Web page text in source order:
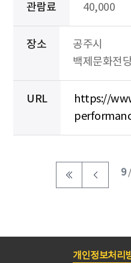
관람료 40,000
장소
공주시
백제문화전
URL
https://
9/
개인정보처리